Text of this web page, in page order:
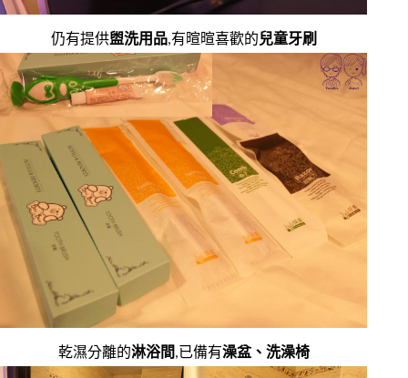
仍有提供盥洗用品,有暄暄喜歡的兒童牙刷
乾濕分離的淋浴間,已備有澡盆、洗澡椅